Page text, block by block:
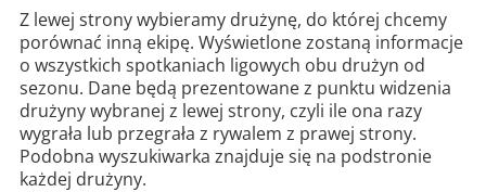
Z lewej strony wybieramy drużynę, do której chcemy
porównać inną ekipę. Wyświetlone zostaną informacje
o wszystkich spotkaniach ligowych obu drużyn od
sezonu. Dane będą prezentowane z punktu widzenia
drużyny wybranej z lewej strony, czyli ile ona razy
wygrała lub przegrała z rywalem z prawej strony.
Podobna wyszukiwarka znajduje się na podstronie
każdej drużyny.